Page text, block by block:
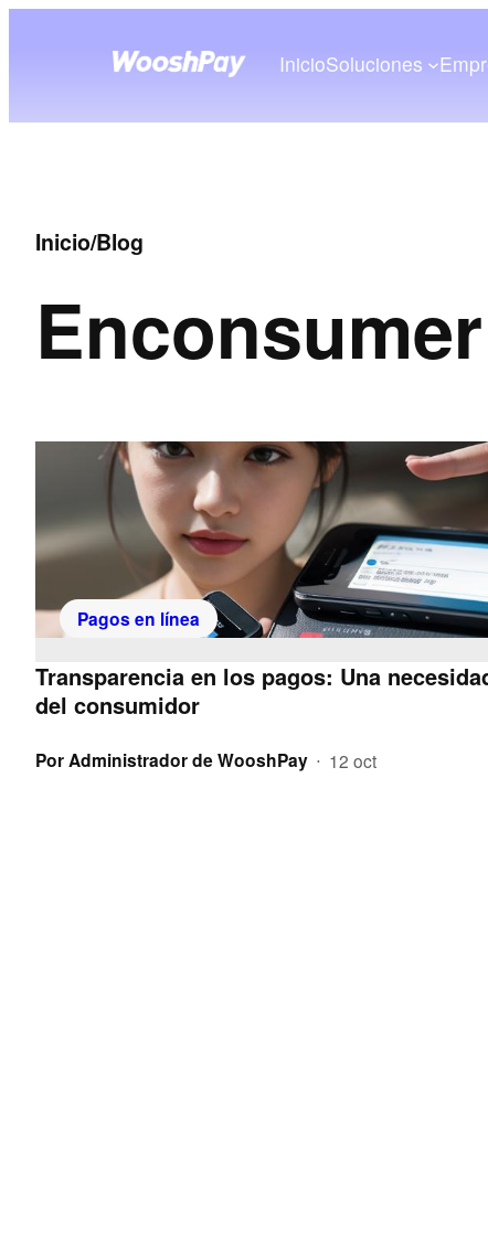
InicioSoluciones
Inicio/Blog
En
Pagos en línea
Transparencia en los pagos: Una
del consumidor
PorAdministrador de WooshPay • 12 oct